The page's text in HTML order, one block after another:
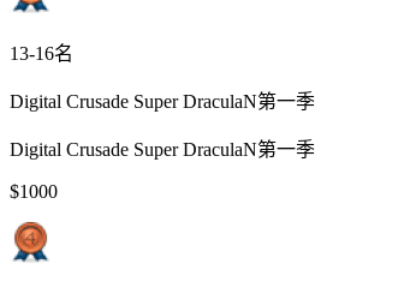
13-16名
Digital Crusade Super DraculaN第一季
Digital Crusade Super DraculaN第一季
$1000